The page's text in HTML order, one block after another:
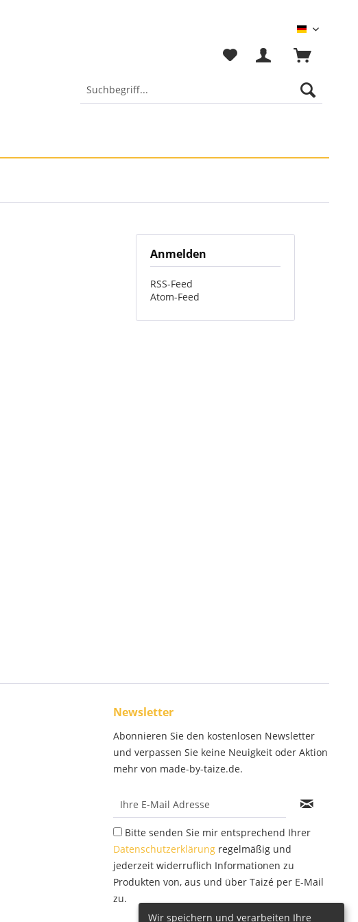
Deutsch
Anmelden
RSS-Feed
Atom-Feed
Newsletter
Abonnieren Sie den kostenlosen Newsletter
und verpassen Sie keine Neuigkeit oder Aktion
mehr von made-by-taize.de.
Bitte senden Sie mir entsprechend Ihrer
Datenschutzerklärung regelmäßig und
jederzeit widerruflich Informationen zu
Produkten von, aus und über Taizé per E-Mail
zu.
Wir speichern und verarbeiten Ihre